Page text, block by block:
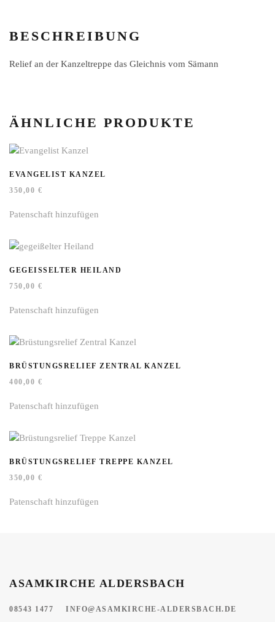
BESCHREIBUNG
Relief an der Kanzeltreppe das Gleichnis vom Sämann
ÄHNLICHE PRODUKTE
EVANGELIST KANZEL
350,00 €
Patenschaft hinzufügen
GEGEISSELTER HEILAND
750,00 €
Patenschaft hinzufügen
BRÜSTUNGSRELIEF ZENTRAL KANZEL
400,00 €
Patenschaft hinzufügen
BRÜSTUNGSRELIEF TREPPE KANZEL
350,00 €
Patenschaft hinzufügen
ASAMKIRCHE ALDERSBACH
08543 1477 INFO@ASAMKIRCHE-ALDERSBACH.DE